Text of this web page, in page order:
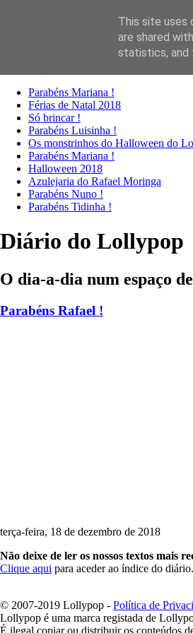
Parabéns Mariana !
Férias de Natal 2018
Só brincar !
Parabéns Luisinha !
Os monstrinhos do Halloween do
Parabéns Mariana !
Halloween 2018
Azulejaria do Rafael Moringa
Parabéns Nuno !
Parabéns Tidinha !
Diário do Lollypop
O dia-a-dia num espaço
Parabéns Rafael !
terça-feira, 18 de dezembro de 2018
Não deixe de ler os nossos textos mais
Clique aqui para aceder ao índice do diário.
© 2007-2019 Lollypop - Política de
Lollypop é uma marca registada de
É ilegal copiar ou distribuir os conteúdos
This site uses
are shared
statistics, and